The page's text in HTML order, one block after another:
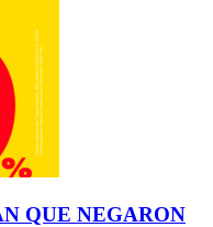
QUE NEGARON